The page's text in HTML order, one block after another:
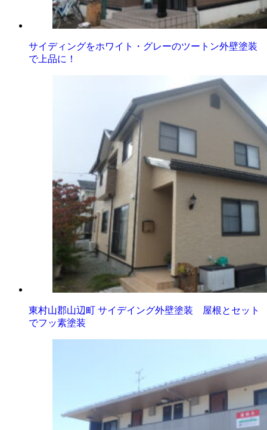
サイディングをホワイト・グレーのツートン外壁塗装
で上品に！
東村山郡山辺町 サイデイング外壁塗装 屋根とセット
でフッ素塗装